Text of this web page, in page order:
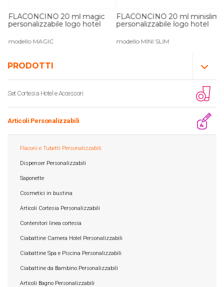
PRODOTTI
Set Cortesia Hotel e Accessori
Articoli Personalizzabili
Flaconi e Tubetti Personalizzabili
Dispenser Personalizzabili
Saponette
Cosmetici in bustina
Articoli Cortesia Personalizzabili
Contenitori linea cortesia
Ciabattine Camera Hotel Personalizzabili
Ciabattine Spa e Piscina Personalizzabili
Ciabattine da Bambino Personalizzabili
Articoli Bagno Personalizzabili
FLACONCINO 20 ml magic
personalizzabile logo hotel
modello MAGIC
FLACONCINO 20 ml minislim
personalizzabile logo hotel
modello MINI SLIM